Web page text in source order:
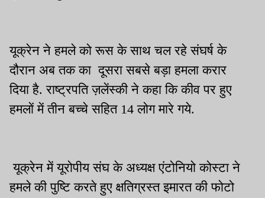
यूक्रेन ने हमले को रूस के साथ चल रहे संघर्ष के
दौरान अब तक का दूसरा सबसे बड़ा हमला करार
दिया है. राष्ट्रपति ज़लेंस्की ने कहा कि कीव पर हुए
हमलों में तीन बच्चे सहित 14 लोग मारे गये.
यूक्रेन में यूरोपीय संघ के अध्यक्ष एंटोनियो कोस्टा ने
हमले की पुष्टि करते हुए क्षतिग्रस्त इमारत की फोटो